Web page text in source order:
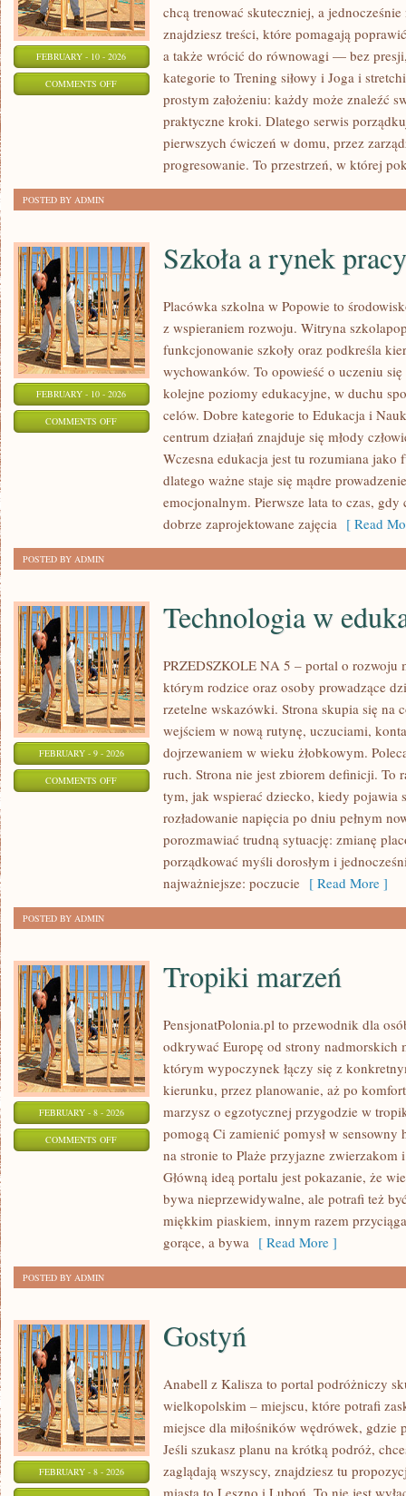
FEBRUARY - 10 - 2026
COMMENTS OFFON
POCZĄTKUJĄCYCH
chcą trenować skuteczniej, a
znajdziesz treści, które pomagają
a także wrócić do równowagi — bez
kategorie to Trening siłowy i Joga i
prostym założeniu: każdy może znaleźć
praktyczne kroki. Dlatego serwis
pierwszych ćwiczeń w domu, przez
progresowanie. To przestrzeń, w której
POSTED BY ADMIN
FEBRUARY - 10 - 2026
COMMENTS OFFON
Szkoła a rynek pracy
Placówka szkolna w Popowie to
z wspieraniem rozwoju. Witryna
funkcjonowanie szkoły oraz podkreśla
wychowanków. To opowieść o uczeniu
kolejne poziomy edukacyjne, w duchu
celów. Dobre kategorie to Edukacja i
centrum działań znajduje się młody
Wczesna edukacja jest tu rozumiana jako
dlatego ważne staje się mądre
emocjonalnym. Pierwsze lata to czas, gdy
dobrze zaprojektowane zajęcia [ Read
POSTED BY ADMIN
FEBRUARY - 9 - 2026
COMMENTS OFFON
TECHNOLOGIA
Technologia w
PRZEDSZKOLE NA 5 – portal o rozwoju
którym rodzice oraz osoby prowadzące
rzetelne wskazówki. Strona skupia się na
wejściem w nową rutynę, uczuciami,
dojrzewaniem w wieku żłobkowym.
ruch. Strona nie jest zbiorem definicji. To
tym, jak wspierać dziecko, kiedy pojawia
rozładowanie napięcia po dniu pełnym
porozmawiać trudną sytuację: zmianę
porządkować myśli dorosłym i
najważniejsze: poczucie [ Read More ]
POSTED BY ADMIN
FEBRUARY - 8 - 2026
COMMENTS OFFON
Tropiki marzeń
PensjonatPolonia.pl to przewodnik dla
odkrywać Europę od strony nadmorskich
którym wypoczynek łączy się z
kierunku, przez planowanie, aż po
marzysz o egzotycznej przygodzie w
pomogą Ci zamienić pomysł w
na stronie to Plaże przyjazne zwierzakom
Główną ideą portalu jest pokazanie, że
bywa nieprzewidywalne, ale potrafi też
miękkim piaskiem, innym razem
gorące, a bywa [ Read More ]
POSTED BY ADMIN
FEBRUARY - 8 - 2026
Gostyń
Anabell z Kalisza to portal podróżniczy
wielkopolskim – miejscu, które potrafi
miejsce dla miłośników wędrówek, gdzie
Jeśli szukasz planu na krótką podróż,
zaglądają wszyscy, znajdziesz tu
miasta to Leszno i Luboń. To nie jest